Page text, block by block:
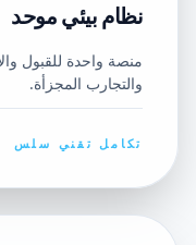
نظام بيئي موحد
منصة واحدة للقبول
والتجارب المجزأة.
تكامل تقني سلس